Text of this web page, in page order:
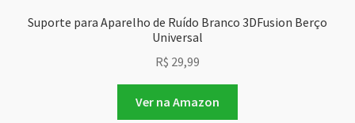
Suporte para Aparelho de Ruído Branco 3DFusion Berço
Universal
R$ 29,99
Ver na Amazon